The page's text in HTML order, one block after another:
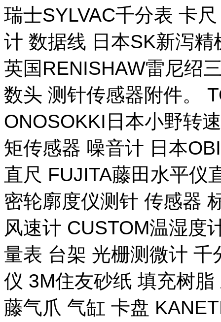
瑞士SYLVAC千分表 卡
计 数据线 日本SK新泻
英国RENISHAW雷尼绍
数头 测针传感器附件。
ONOSOKKI日本小野转
矩传感器 噪音计 日本
直尺 FUJITA藤田水平仪
密轮廓度仪测针 传感器
风速计 CUSTOM温湿度
量表 台架 光栅测微计
仪 3M住友砂纸 填充树
藤气爪 气缸 卡盘